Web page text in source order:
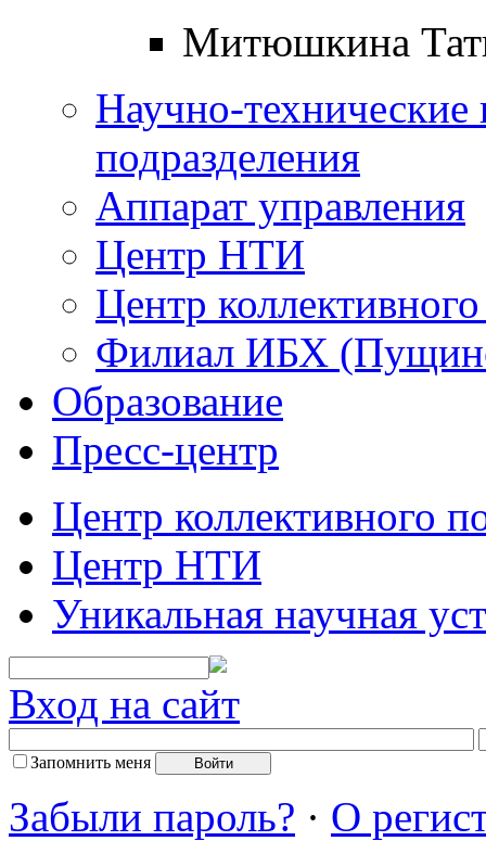
Митюшкина
Научно-технические
подразделения
Аппарат управления
Центр НТИ
Центр
Филиал ИБХ
Образование
Пресс-центр
Центр коллективного
Центр НТИ
Уникальная научная
Вход на сайт
Запомнить меня
Забыли пароль? · О